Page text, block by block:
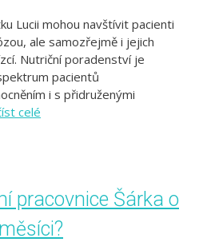
Lucii mohou navštívit pacienti
ale samozřejmě i jejich
Nutriční poradenství je
pacientů
i s přidruženými
celé
pracovnice Šárka o